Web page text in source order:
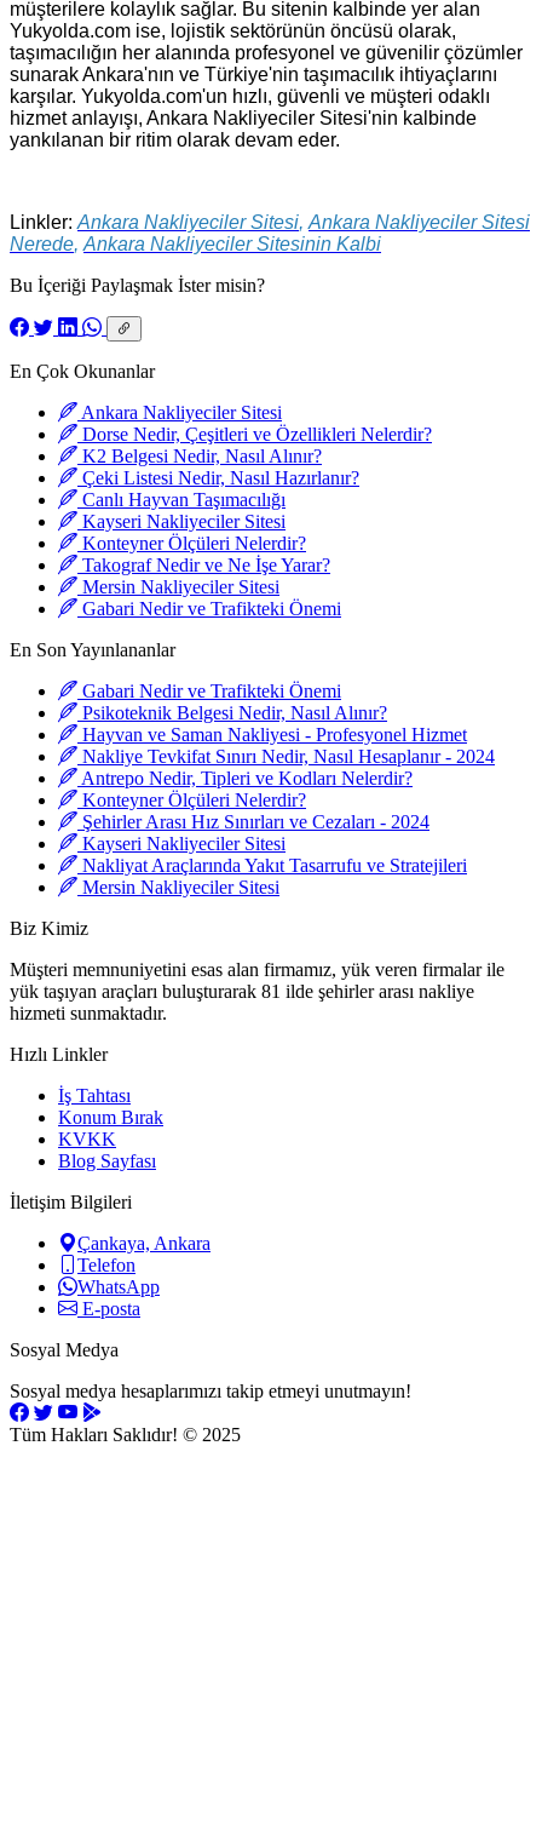
müşterilere kolaylık sağlar. Bu sitenin kalbinde yer alan
Yukyolda.com ise, lojistik sektörünün öncüsü olarak,
taşımacılığın her alanında profesyonel ve güvenilir çözümler
sunarak Ankara'nın ve Türkiye'nin taşımacılık ihtiyaçlarını
karşılar. Yukyolda.com'un hızlı, güvenli ve müşteri odaklı
hizmet anlayışı, Ankara Nakliyeciler Sitesi'nin kalbinde
yankılanan bir ritim olarak devam eder.
Linkler: Ankara Nakliyeciler Sitesi, Ankara Nakliyeciler Sitesi
Nerede, Ankara Nakliyeciler Sitesinin Kalbi
Bu İçeriği Paylaşmak İster misin?
En Çok Okunanlar
Ankara Nakliyeciler Sitesi
Dorse Nedir, Çeşitleri ve Özellikleri Nelerdir?
K2 Belgesi Nedir, Nasıl Alınır?
Çeki Listesi Nedir, Nasıl Hazırlanır?
Canlı Hayvan Taşımacılığı
Kayseri Nakliyeciler Sitesi
Konteyner Ölçüleri Nelerdir?
Takograf Nedir ve Ne İşe Yarar?
Mersin Nakliyeciler Sitesi
Gabari Nedir ve Trafikteki Önemi
En Son Yayınlananlar
Gabari Nedir ve Trafikteki Önemi
Psikoteknik Belgesi Nedir, Nasıl Alınır?
Hayvan ve Saman Nakliyesi - Profesyonel Hizmet
Nakliye Tevkifat Sınırı Nedir, Nasıl Hesaplanır - 2024
Antrepo Nedir, Tipleri ve Kodları Nelerdir?
Konteyner Ölçüleri Nelerdir?
Şehirler Arası Hız Sınırları ve Cezaları - 2024
Kayseri Nakliyeciler Sitesi
Nakliyat Araçlarında Yakıt Tasarrufu ve Stratejileri
Mersin Nakliyeciler Sitesi
Biz Kimiz
Müşteri memnuniyetini esas alan firmamız, yük veren firmalar ile
yük taşıyan araçları buluşturarak 81 ilde şehirler arası nakliye
hizmeti sunmaktadır.
Hızlı Linkler
İş Tahtası
Konum Bırak
KVKK
Blog Sayfası
İletişim Bilgileri
Çankaya, Ankara
Telefon
WhatsApp
E-posta
Sosyal Medya
Sosyal medya hesaplarımızı takip etmeyi unutmayın!
Tüm Hakları Saklıdır! © 2025